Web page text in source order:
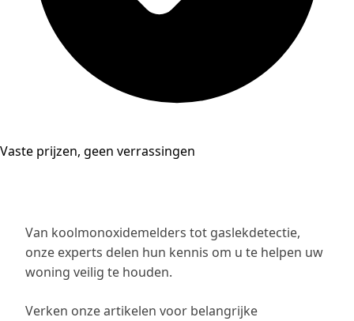
Vaste prijzen, geen verrassingen
Van koolmonoxidemelders tot gaslekdetectie,
onze experts delen hun kennis om u te helpen uw
woning veilig te houden.
Verken onze artikelen voor belangrijke